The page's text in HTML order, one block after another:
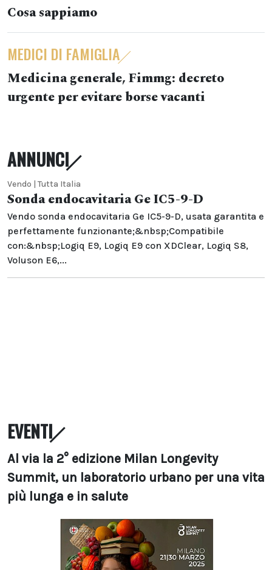
Cosa sappiamo
MEDICI DI FAMIGLIA
Medicina generale, Fimmg: decreto
urgente per evitare borse vacanti
ANNUNCI
Vendo | Tutta Italia
Sonda endocavitaria Ge IC5-9-D
Vendo sonda endocavitaria Ge IC5-9-D, usata garantita e
perfettamente funzionante;&nbsp;Compatibile
con:&nbsp;Logiq E9, Logiq E9 con XDClear, Logiq S8,
Voluson E6,...
EVENTI
Al via la 2° edizione Milan Longevity
Summit, un laboratorio urbano per una vita
più lunga e in salute